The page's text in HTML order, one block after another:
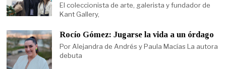
El coleccionista de arte, galerista y fundador de
Kant Gallery,
Rocío Gómez: Jugarse la vida a un órdago
Por Alejandra de Andrés y Paula Macías La autora
debuta